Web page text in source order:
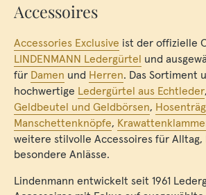
Accessoires
Accessories Exclusive ist der offizielle
LINDENMANN Ledergürtel und
für Damen und Herren. Das Sortiment
hochwertige Ledergürtel aus Echtleder,
Geldbeutel und Geldbörsen,
Manschettenknöpfe,
weitere stilvolle Accessoires für Alltag,
besondere Anlässe.
Lindenmann entwickelt seit 1961